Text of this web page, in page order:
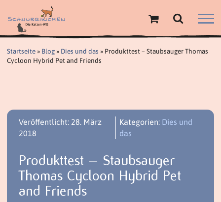
Inhalt
springen
Startseite» Blog» Dies und das » Produkttest – Staubsauger Thomas
Cycloon Hybrid Pet and Friends
Veröffentlicht: 28. März
2018
Kategorien: Dies und
das
Produkttest – Staubsauger
Thomas Cycloon Hybrid Pet
and Friends